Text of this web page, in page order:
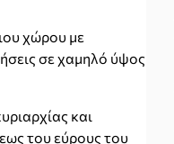
χώρου με
σε χαμηλό ύψος
και
του εύρους του